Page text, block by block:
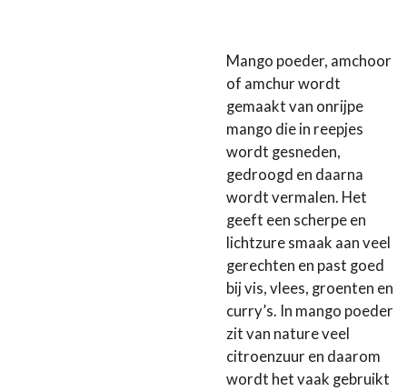
Mango poeder, amchoor
of amchur wordt
gemaakt van onrijpe
mango die in reepjes
wordt gesneden,
gedroogd en daarna
wordt vermalen. Het
geeft een scherpe en
lichtzure smaak aan veel
gerechten en past goed
bij vis, vlees, groenten en
curry’s. In mango poeder
zit van nature veel
citroenzuur en daarom
wordt het vaak gebruikt